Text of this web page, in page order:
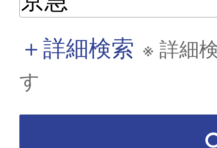
＋詳細検索 ※ 詳細
す